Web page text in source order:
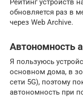
Рейтинг устройств
обновляется раз в
через Web Archive.
Автономность
Я пользуюсь
основном дома, в
сети 5G), поэтому
автономность при